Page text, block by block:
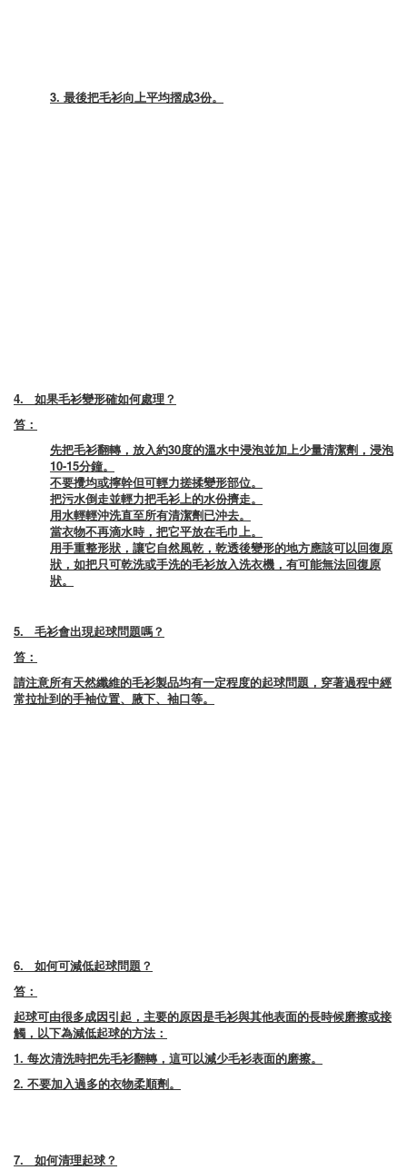
3. 最後把毛衫向上平均摺成3份。
4. 如果毛衫變形確如何處理？
笞：
先把毛衫翻轉，放入約30度的溫水中浸泡並加上少量清潔劑，浸泡
10-15分鐘。
不要攪均或擰幹但可輕力搓揉變形部位。
把污水倒走並輕力把毛衫上的水份擠走。
用水輕輕沖洗直至所有清潔劑已沖去。
當衣物不再滴水時，把它平放在毛巾上。
用手重整形狀，讓它自然風乾，乾透後變形的地方應該可以回復原
狀，如把只可乾洗或手洗的毛衫放入洗衣機，有可能無法回復原
狀。
5. 毛衫會出現起球問題嗎？
笞：
請注意所有天然纖維的毛衫製品均有一定程度的起球問題，穿著過程中經
常拉扯到的手袖位置、腋下、袖口等。
6. 如何可減低起球問題？
笞：
起球可由很多成因引起，主要的原因是毛衫與其他表面的長時候磨擦或接
觸，以下為減低起球的方法：
1. 每次清洗時把先毛衫翻轉，這可以減少毛衫表面的磨擦。
2. 不要加入過多的衣物柔順劑。
7. 如何清理起球？